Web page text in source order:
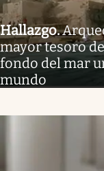
Hallazgo.
mayor tesoro
fondo del mar
mundo